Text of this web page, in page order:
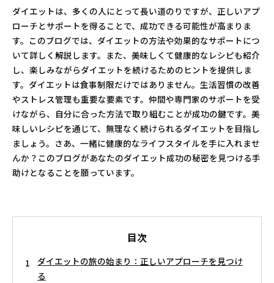
ダイエットは、多くの人にとって長い道のりですが、正しいアプ
ローチとサポートを得ることで、成功できる可能性が高まりま
す。このブログでは、ダイエットの方法や効果的なサポートにつ
いて詳しく解説します。また、美味しくて健康的なレシピも紹介
し、楽しみながらダイエットを続けるためのヒントを提供しま
す。ダイエットは食事制限だけではありません。生活習慣の改善
やストレス管理も重要な要素です。仲間や専門家のサポートを受
けながら、自分に合った方法で取り組むことが成功の鍵です。美
味しいレシピを通じて、無理なく続けられるダイエットを目指し
ましょう。さあ、一緒に健康的なライフスタイルを手に入れませ
んか？このブログがあなたのダイエット成功の秘密を見つける手
助けとなることを願っています。
目次
ダイエットの旅の始まり：正しいアプローチを見つけ
る